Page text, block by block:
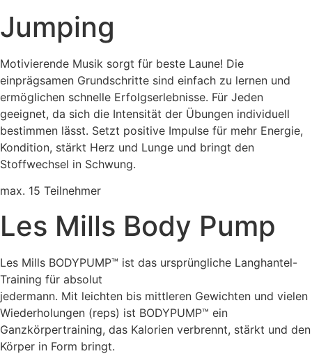
Jumping
Motivierende Musik sorgt für beste Laune! Die
einprägsamen Grundschritte sind einfach zu lernen und
ermöglichen schnelle Erfolgserlebnisse. Für Jeden
geeignet, da sich die Intensität der Übungen individuell
bestimmen lässt. Setzt positive Impulse für mehr Energie,
Kondition, stärkt Herz und Lunge und bringt den
Stoffwechsel in Schwung.
max. 15 Teilnehmer
Les Mills Body Pump
Les Mills BODYPUMP™ ist das ursprüngliche Langhantel-
Training für absolut
jedermann. Mit leichten bis mittleren Gewichten und vielen
Wiederholungen (reps) ist BODYPUMP™ ein
Ganzkörpertraining, das Kalorien verbrennt, stärkt und den
Körper in Form bringt.